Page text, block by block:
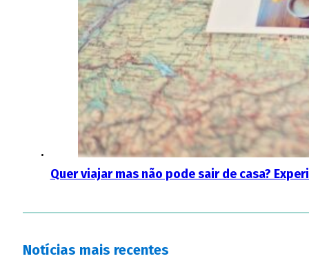
Quer viajar mas não pode sair de casa?
Notícias mais recentes